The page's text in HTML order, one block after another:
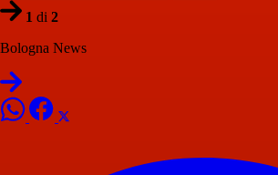
1 di 2
Bologna News